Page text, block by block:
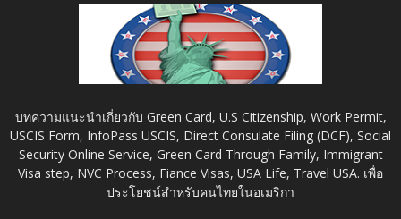
บทความแนะนำเกี่ยวกับ Green Card, U.S Citizenship, Work Permit,
USCIS Form, InfoPass USCIS, Direct Consulate Filing (DCF), Social
Security Online Service, Green Card Through Family, Immigrant
Visa step, NVC Process, Fiance Visas, USA Life, Travel USA. เพื่อ
ประโยชน์สำหรับคนไทยในอเมริกา